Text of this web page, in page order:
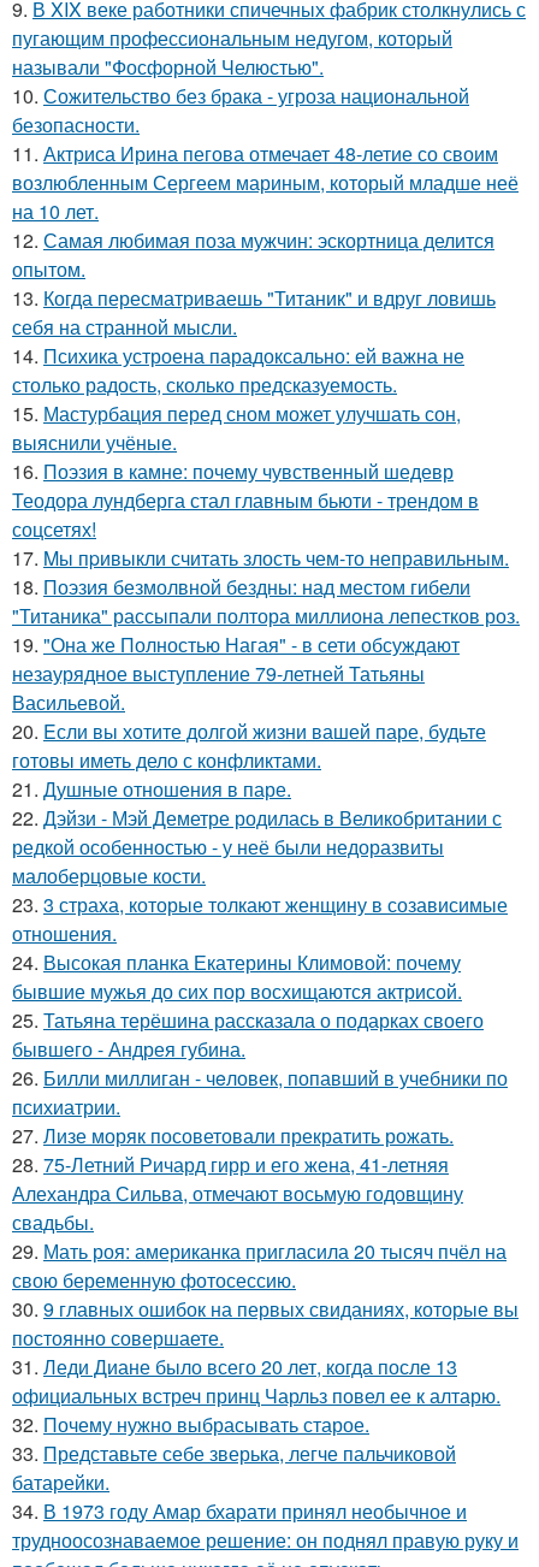
9. В XIX веке работники спичечных фабрик столкнулись с
пугающим профессиональным недугом, который
называли "Фосфорной Челюстью".
10. Сожительство без брака - угроза национальной
безопасности.
11. Актриса Ирина пегова отмечает 48-летие со своим
возлюбленным Сергеем мариным, который младше неё
на 10 лет.
12. Самая любимая поза мужчин: эскортница делится
опытом.
13. Когда пересматриваешь "Титаник" и вдруг ловишь
себя на странной мысли.
14. Психика устроена парадоксально: ей важна не
столько радость, сколько предсказуемость.
15. Мастурбация перед сном может улучшать сон,
выяснили учёные.
16. Поэзия в камне: почему чувственный шедевр
Теодора лундберга стал главным бьюти - трендом в
соцсетях!
17. Mы пpивыкли считать злость чем-то неправильным.
18. Поэзия безмолвной бездны: над местом гибели
"Титаника" рассыпали полтора миллиона лепестков роз.
19. "Она же Полностью Нагая" - в сети обсуждают
незаурядное выступление 79-летней Татьяны
Васильевой.
20. Eсли вы хотите долгой жизни вашей паре, будьте
готовы иметь дело с конфликтами.
21. Душные отношения в паре.
22. Дэйзи - Мэй Деметре родилась в Великобритании с
редкой особенностью - у неё были недоразвиты
малоберцовые кости.
23. 3 страха, которые толкают женщину в созависимые
отношения.
24. Высокая планка Екатерины Климовой: почему
бывшие мужья до сих пор восхищаются актрисой.
25. Татьяна терёшина рассказала о подарках своего
бывшего - Андрея губина.
26. Билли миллиган - чeловек, попавший в учебники по
психиатрии.
27. Лизе моряк посоветовали прекратить рожать.
28. 75-Летний Ричард гирр и его жена, 41-летняя
Алехандра Сильва, отмечают восьмую годовщину
свадьбы.
29. Мать роя: американка пригласила 20 тысяч пчёл на
свою беременную фотосессию.
30. 9 главных ошибок на первых свиданиях, которые вы
постоянно совершаете.
31. Леди Диане было всего 20 лет, когда после 13
официальных встреч принц Чарльз повел ее к алтарю.
32. Почему нужно выбрасывать старое.
33. Представьте себе зверька, легче пальчиковой
батарейки.
34. В 1973 году Амар бхарати принял необычное и
трудноосознаваемое решение: он поднял правую руку и